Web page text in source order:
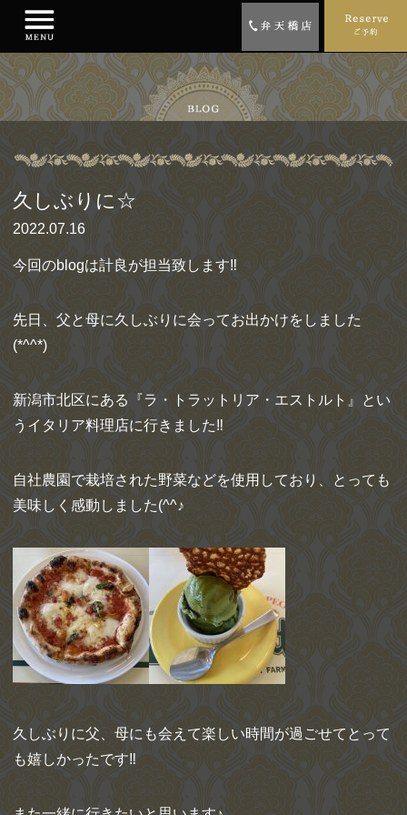
久しぶりに☆
2022.07.16
今回のblogは計良が担当致します‼
先日、父と母に久しぶりに会ってお出かけをしました
(*^^*)
新潟市北区にある『ラ・トラットリア・エストルト』とい
うイタリア料理店に行きました‼
自社農園で栽培された野菜などを使用しており、とっても
美味しく感動しました(^^♪
久しぶりに父、母にも会えて楽しい時間が過ごせてとって
も嬉しかったです‼︎